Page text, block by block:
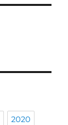
2020